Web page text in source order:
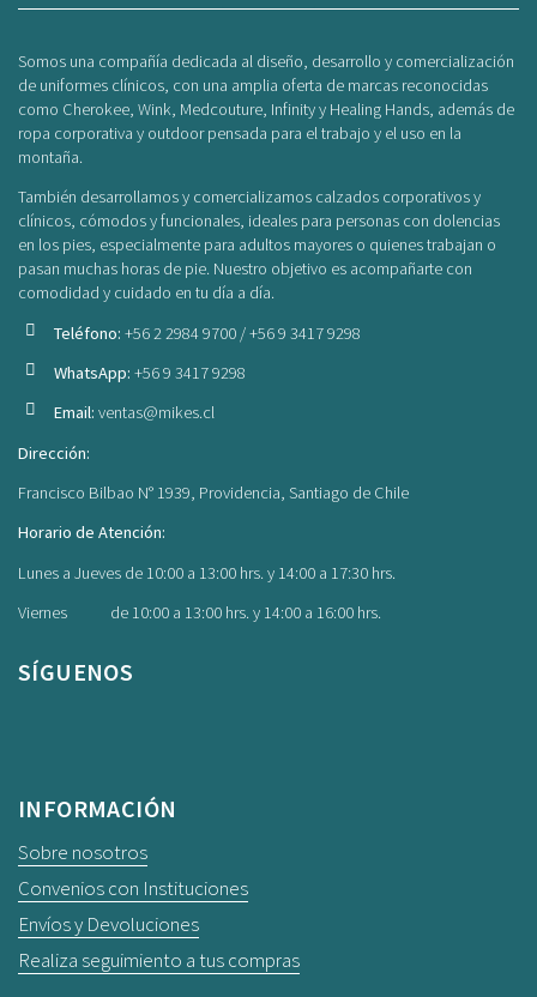
Somos una compañía dedicada al diseño, desarrollo y comercialización
de uniformes clínicos, con una amplia oferta de marcas reconocidas
como Cherokee, Wink, Medcouture, Infinity y Healing Hands, además de
ropa corporativa y outdoor pensada para el trabajo y el uso en la
montaña.
También desarrollamos y comercializamos calzados corporativos y
clínicos, cómodos y funcionales, ideales para personas con dolencias
en los pies, especialmente para adultos mayores o quienes trabajan o
pasan muchas horas de pie. Nuestro objetivo es acompañarte con
comodidad y cuidado en tu día a día.
Teléfono: +56 2 2984 9700 / +56 9 3417 9298
WhatsApp: +56 9 3417 9298
Email: ventas@mikes.cl
Dirección:
Francisco Bilbao N° 1939, Providencia, Santiago de Chile
Horario de Atención:
Lunes a Jueves de 10:00 a 13:00 hrs. y 14:00 a 17:30 hrs.
Viernes de 10:00 a 13:00 hrs. y 14:00 a 16:00 hrs.
SÍGUENOS
INFORMACIÓN
Sobre nosotros
Convenios con Instituciones
Envíos y Devoluciones
Realiza seguimiento a tus compras